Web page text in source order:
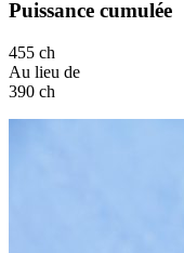
Puissance cumulée
455 ch
Au lieu de
390 ch